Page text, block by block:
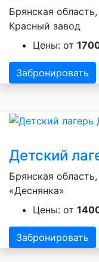
Брянская
Красный завод
Цены: от
Забронировать
Детский
Брянская
«Деснянка»
Цены: от
Забронировать